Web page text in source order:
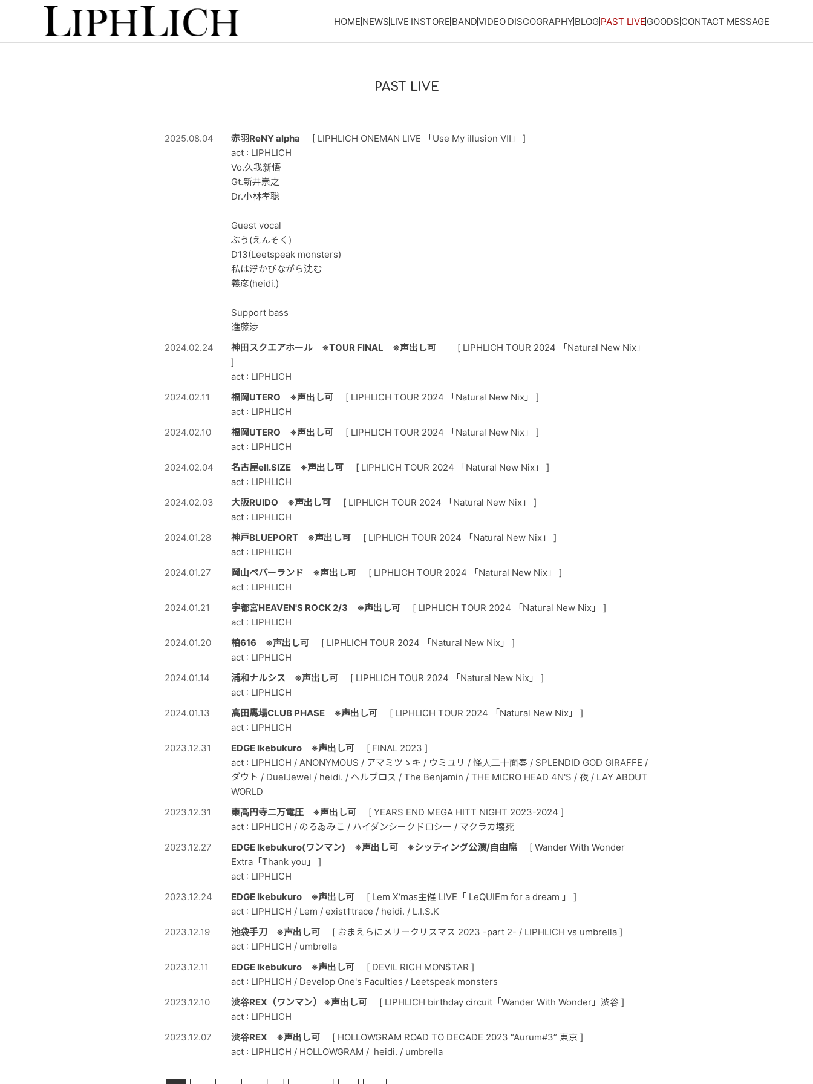
HOME NEWS LIVE INSTORE BANDVIDEO DISCOGRAPHYBLOG PAST LIVE GOODS CONTACT MESSAGE
PAST LIVE
2025.08.04 赤羽ReNY alpha
[ LIPHLICH ONEMAN LIVE 「Use My illusion Ⅶ」 ]
act : LIPHLICH
Vo.久我新悟
Gt.新井崇之
Dr.小林孝聡
Guest vocal
ぶう(えんそく)
D13(Leetspeak monsters)
私は浮かびながら沈む
義彦(heidi.)
Support bass
進藤渉
2024.02.24
神田スクエアホール ※TOUR FINAL ※声出し可
[ LIPHLICH TOUR 2024 「Natural New Nix」
]
act : LIPHLICH
2024.02.11
福岡UTERO ※声出し可
[ LIPHLICH TOUR 2024 「Natural New Nix」 ]
act : LIPHLICH
2024.02.10
福岡UTERO ※声出し可
[ LIPHLICH TOUR 2024 「Natural New Nix」 ]
act : LIPHLICH
2024.02.04
名古屋ell.SIZE ※声出し可
[ LIPHLICH TOUR 2024 「Natural New Nix」 ]
act : LIPHLICH
2024.02.03
大阪RUIDO ※声出し可
[ LIPHLICH TOUR 2024 「Natural New Nix」 ]
act : LIPHLICH
2024.01.28
神戸BLUEPORT ※声出し可
[ LIPHLICH TOUR 2024 「Natural New Nix」 ]
act : LIPHLICH
2024.01.27
岡山ペパーランド ※声出し可
[ LIPHLICH TOUR 2024 「Natural New Nix」 ]
act : LIPHLICH
2024.01.21
宇都宮HEAVEN'S ROCK 2/3 ※声出し可
[ LIPHLICH TOUR 2024 「Natural New Nix」 ]
act : LIPHLICH
2024.01.20
柏616 ※声出し可
[ LIPHLICH TOUR 2024 「Natural New Nix」 ]
act : LIPHLICH
2024.01.14
浦和ナルシス ※声出し可
[ LIPHLICH TOUR 2024 「Natural New Nix」 ]
act : LIPHLICH
2024.01.13
高田馬場CLUB PHASE ※声出し可
[ LIPHLICH TOUR 2024 「Natural New Nix」 ]
act : LIPHLICH
2023.12.31
EDGE Ikebukuro ※声出し可
[ FINAL 2023 ]
act : LIPHLICH / ANONYMOUS / アマミツゝキ / ウミユリ / 怪人二十面奏 / SPLENDID GOD GIRAFFE /
ダウト / DuelJewel / heidi. / ヘルブロス / The Benjamin / THE MICRO HEAD 4N'S / 夜 / LAY ABOUT
WORLD
2023.12.31
東高円寺二万電圧 ※声出し可
[ YEARS END MEGA HITT NIGHT 2023-2024 ]
act : LIPHLICH / のろゐみこ / ハイダンシークドロシー / マクラカ壊死
2023.12.27
EDGE Ikebukuro(ワンマン) ※声出し可 ※シッティング公演/自由席
[ Wander With Wonder
Extra「Thank you」 ]
act : LIPHLICH
2023.12.24
EDGE Ikebukuro ※声出し可
[ Lem X‘mas主催 LIVE「 LeQUIEm for a dream 」 ]
act : LIPHLICH / Lem / exist†trace / heidi. / L.I.S.K
2023.12.19
池袋手刀 ※声出し可
[ おまえらにメリークリスマス 2023 -part 2- / LIPHLICH vs umbrella ]
act : LIPHLICH / umbrella
2023.12.11
EDGE Ikebukuro ※声出し可
[ DEVIL RICH MON$TAR ]
act : LIPHLICH / Develop One's Faculties / Leetspeak monsters
2023.12.10
渋谷REX（ワンマン） ※声出し可
[ LIPHLICH birthday circuit「Wander With Wonder」渋谷 ]
act : LIPHLICH
2023.12.07
渋谷REX ※声出し可
[ HOLLOWGRAM ROAD TO DECADE 2023 “Aurum#3” 東京 ]
act : LIPHLICH / HOLLOWGRAM / heidi. / umbrella